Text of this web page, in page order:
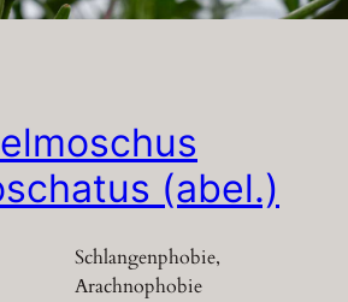
(abel.)
Schlangenphobie,
Arachnophobie